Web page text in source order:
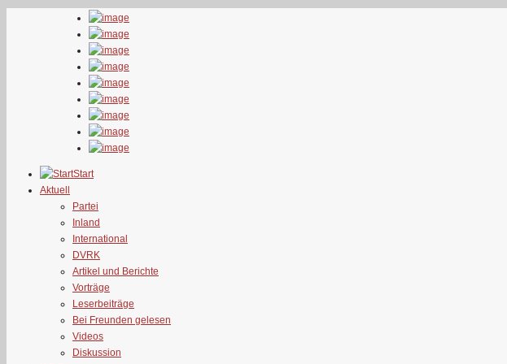
Start
Aktuell
Partei
Inland
International
DVRK
Artikel und Berichte
Vorträge
Leserbeiträge
Bei Freunden gelesen
Videos
Diskussion